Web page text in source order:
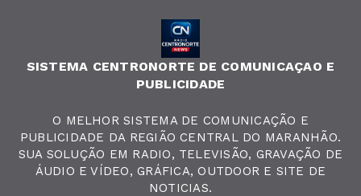
SISTEMA CENTRONORTE DE COMUNICAÇAO E
PUBLICIDADE
O MELHOR SISTEMA DE COMUNICAÇÃO E
PUBLICIDADE DA REGIÃO CENTRAL DO MARANHÃO.
SUA SOLUÇÃO EM RADIO, TELEVISÃO, GRAVAÇÃO DE
ÁUDIO E VÍDEO, GRÁFICA, OUTDOOR E SITE DE
NOTICIAS.